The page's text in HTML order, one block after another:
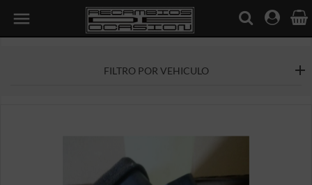

FILTRO POR VEHICULO